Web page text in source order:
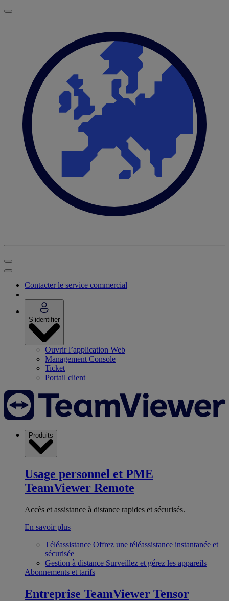
Contacter le service commercial
S’identifier
Ouvrir l’application Web
Management Console
Ticket
Portail client
Produits
Usage personnel et PME
TeamViewer Remote
Accès et assistance à distance rapides et sécurisés.
En savoir plus
Téléassistance Offrez une téléassistance instantanée et
sécurisée
Gestion à distance Surveillez et gérez les appareils
Abonnements et tarifs
Entreprise TeamViewer Tensor